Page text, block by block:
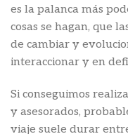
es la palanca más
cosas se hagan, que
de cambiar y
interaccionar y en
Si conseguimos
y asesorados,
viaje suele durar